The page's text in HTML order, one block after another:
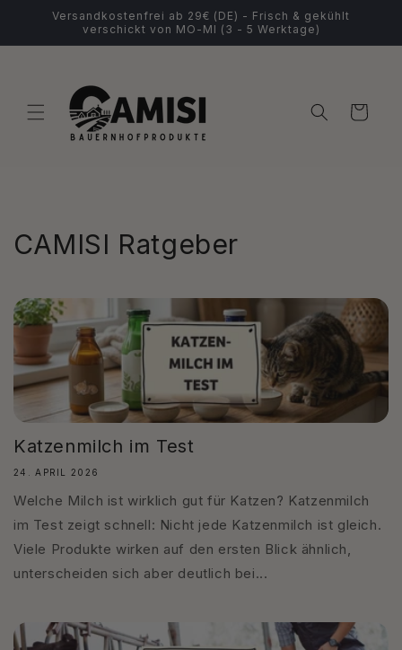
zumVersandkostenfrei ab 29€ (DE) - Frisch & gekühlt
verschickt von MO-MI (3 - 5 Werktage)
Warenkorb
CAMISI Ratgeber
Katzenmilch im Test
24. APRIL 2026
Welche Milch ist wirklich gut für Katzen? Katzenmilch
im Test zeigt schnell: Nicht jede Katzenmilch ist gleich.
Viele Produkte wirken auf den ersten Blick ähnlich,
unterscheiden sich aber deutlich bei...